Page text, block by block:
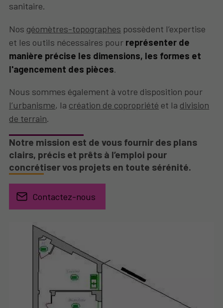
sanitaire.
Nos géomètres-topographes possèdent l’expertise
et les outils nécessaires pour représenter de
manière précise les dimensions, les formes et
l'agencement des pièces.
Nous sommes également à votre disposition pour
l’urbanisme, la création de copropriété et la division
de terrain.
Notre mission est de vous fournir des plans
clairs, précis et prêts à l’emploi pour
concrétiser vos projets en toute sérénité.
Contactez-nous